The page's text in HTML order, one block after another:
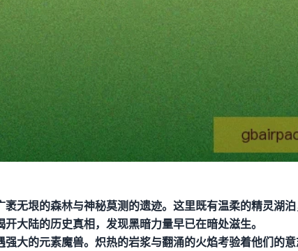
无垠的森林与神秘莫测的遗迹。这里既有温柔的精灵湖
大陆的历史真相，发现黑暗力量早已在暗处滋生。
大的元素魔兽。炽热的岩浆与翻涌的火焰考验着他们的